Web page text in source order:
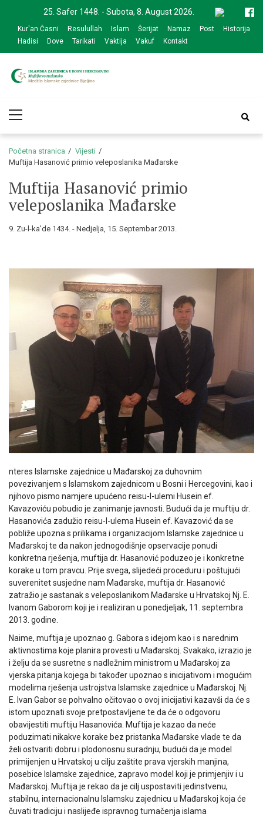
navigation
content
25. Safer 1448. - Subota, 8. August 2026.
Kur'an Časni Resulullah Islam Šerijat Namaz Post
Historija
Hadisi
Dove Tarikati Vaktija Vakuf Kontakt
zajednice Bijeljina
Menu
Početna stranica
Vijesti
Muftija Hasanović primio veleposlanika Mađarske
Muftija Hasanović primio
veleposlanika Mađarske
9. Zu-l-ka'de 1434. - Nedjelja, 15. Septembar 2013.
nteres Islamske zajednice u Mađarskoj za duhovnim
povezivanjem s Islamskom zajednicom u Bosni i Hercegovini, kao i
njihovo pismo namjere upućeno reisu-l-ulemi Husein ef.
Kavazoviću pobudio je zanimanje javnosti. Budući da je muftiju dr.
Hasanovića zadužio reisu-l-ulema Husein ef. Kavazović da se
pobliže upozna s prilikama i organizacijom Islamske zajednice u
Mađarskoj te da nakon jednogodišnje opservacije ponudi
konkretna rješenja, muftija dr. Hasanović poduzeo je i konkretne
korake u tom pravcu. Prije svega, slijedeći proceduru i poštujući
suverenitet susjedne nam Mađarske, muftija dr. Hasanović
zatražio je sastanak s veleposlanikom Mađarske u Hrvatskoj Nj. E.
Ivanom Gaborom koji je i realiziran u ponedjeljak, 11. septembra
2013. godine.
Naime, muftija je upoznao g. Gabora s idejom kao i s narednim
aktivnostima koje planira provesti u Mađarskoj. Svakako, izrazio je
i želju da se susretne s nadležnim ministrom u Mađarskoj za
vjerska pitanja kojega bi također upoznao s inicijativom i mogućim
modelima rješenja ustrojstva Islamske zajednice u Mađarskoj. Nj.
E. Ivan Gabor se pohvalno očitovao o ovoj inicijativi kazavši da će s
istom upoznati svoje pretpostavljene te da će o odgovoru
obavijestiti muftiju Hasanovića. Muftija je kazao da neće
poduzimati nikakve korake bez pristanka Mađarske vlade te da
želi ostvariti dobru i plodonosnu suradnju, budući da je model
primijenjen u Hrvatskoj u cilju zaštite prava vjerskih manjina,
posebice Islamske zajednice, zapravo model koji je primjenjiv i u
Mađarskoj. Muftija je rekao da je cilj uspostaviti jedinstvenu,
stabilnu, internacionalnu Islamsku zajednicu u Mađarskoj koja će
čuvati tradiciju i naslijeđe ispravnog tumačenja islama